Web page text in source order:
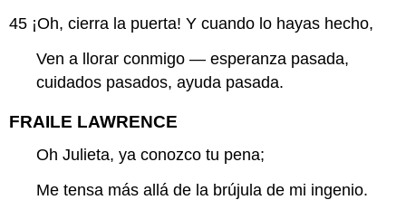
45 ¡Oh, cierra la puerta! Y cuando lo hayas hecho,
Ven a llorar conmigo — esperanza pasada,
cuidados pasados, ayuda pasada.
FRAILE LAWRENCE
Oh Julieta, ya conozco tu pena;
Me tensa más allá de la brújula de mi ingenio.